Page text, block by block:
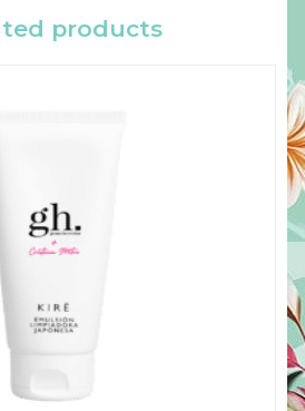
products